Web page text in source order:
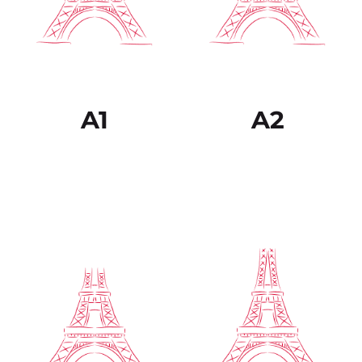
A1 A2
estudio o de ocio. Sabe
desenvolverse en la
mayor parte de las
situaciones que pueden
relacionarse con
hablantes nativos con un
grado suficiente de
fluidez y naturalidad de
interlocutores.
Es capaz de comprender
una amplia variedad de
textos extensos y con
cierto nivel de exigencia,
así como reconocer en
ellos sentidos implícitos.
Sabe expresarse de
El estudiante puede
comprender sin ningún
esfuerzo prácticamente
todo lo que lee o
escucha. Puede volver a
plantear los hechos y
argumentos